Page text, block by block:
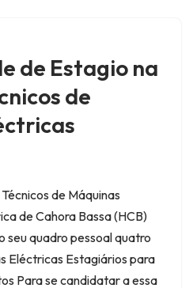
de Estagio na
de
de Máquinas
de Cahora Bassa (HCB)
quadro pessoal quatro
Eléctricas Estagiários para
Para se candidatar a essa